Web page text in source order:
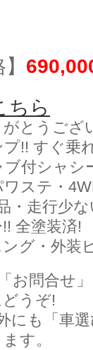
ちら
とうござ
!! すぐ乗
付シャシ
ステ・
・走行少な
全塗装済!
グ・外装
お問合せ
うぞ!
にも「車
す。